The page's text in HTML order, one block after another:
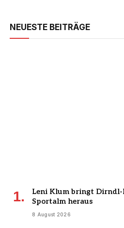
NEUESTE BEITRÄGE
Leni Klum bringt
Sportalm heraus
8 August 2026